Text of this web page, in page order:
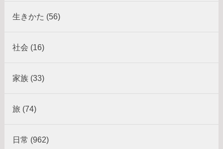
生きかた (56)
社会 (16)
家族 (33)
旅 (74)
日常 (962)